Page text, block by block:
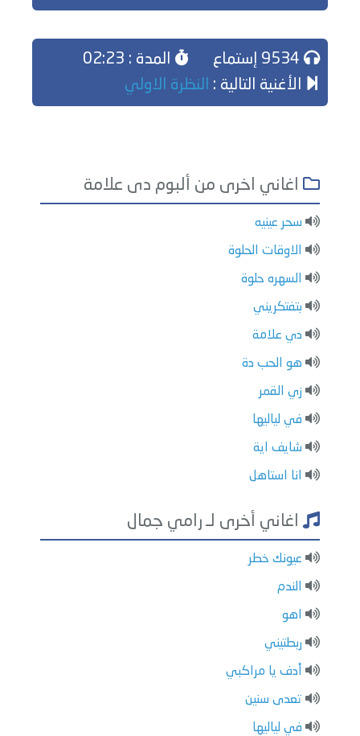
المدة : 02:23
الأغنية التالية : النظرة الاولي
اغاني اخرى من ألبوم دى علامة
سحر عينيه
الاوقات الحلوة
السهره حلوة
بتفتكريني
دي علامة
هو الحب دة
زي القمر
في لياليها
شايف اية
انا استاهل
اغاني أخرى لـ رامي جمال
عيونك خطر
الندم
اهو
ربطتيني
أدف يا مراكبي
تعدى سنين
في لياليها